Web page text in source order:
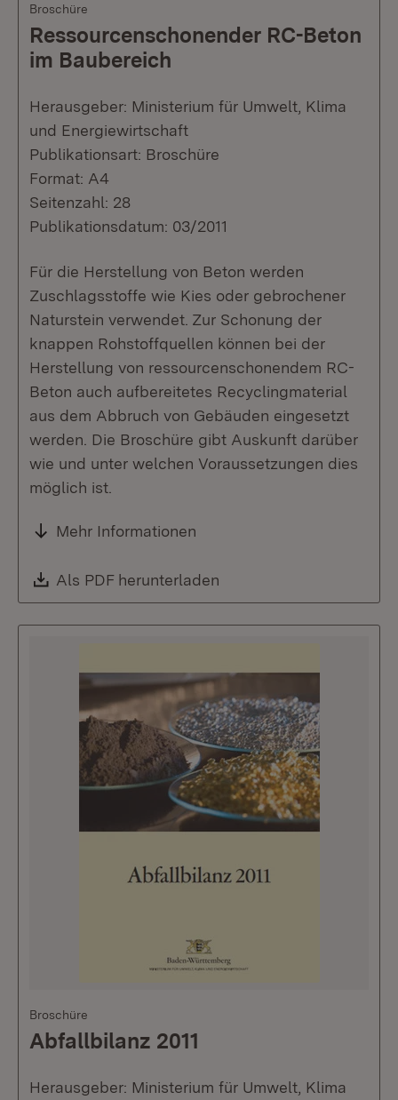
Broschüre
Ressourcenschonender RC-Beton
im Baubereich
Herausgeber: Ministerium für Umwelt, Klima
und Energiewirtschaft
Publikationsart: Broschüre
Format: A4
Seitenzahl: 28
Publikationsdatum: 03/2011
Für die Herstellung von Beton werden
Zuschlagsstoffe wie Kies oder gebrochener
Naturstein verwendet. Zur Schonung der
knappen Rohstoffquellen können bei der
Herstellung von ressourcenschonendem RC-
Beton auch aufbereitetes Recyclingmaterial
aus dem Abbruch von Gebäuden eingesetzt
werden. Die Broschüre gibt Auskunft darüber
wie und unter welchen Voraussetzungen dies
möglich ist.
Mehr Informationen
Download:
Als PDF herunterladen
Broschüre
Abfallbilanz 2011
Herausgeber: Ministerium für Umwelt, Klima